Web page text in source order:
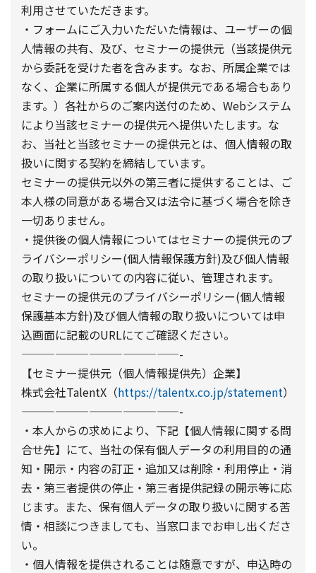
利用させていただきます。
・フォームにご入力いただいた情報は、ユーザーの個
人情報の共有、及び、セミナーの提供元（当該提供元
から委託を受けた者を含みます。なお、所属企業では
なく、企業に所属する個人が提供元である場合もあり
ます。）各社からのご案内送付のため、Webシステム
により当該セミナーの提供元へ提供いたします。な
お、当社と当該セミナーの提供元とは、個人情報の取
扱いに関する契約を締結しています。
セミナーの提供元以外の第三者に提供することは、ご
本人様の同意がある場合又は法令に基づく場合を除き
一切ありません。
・提供後の個人情報についてはセミナーの提供元のプ
ライバシーポリシー(個人情報保護方針)及び個人情報
の取り扱いについての内容に従い、管理されます。
セミナーの提供元のプライバシーポリシー(個人情報
保護基本方針)及び個人情報の取り扱いについては申
込画面に記載のURLにてご確認ください。
——————————————-
【セミナー提供元（個人情報提供先）企業】
株式会社TalentX（https://talentx.co.jp/statement）
——————————————-
・本人からの求めにより、下記【個人情報に関する問
合せ先】にて、当社の保有個人データの利用目的の通
知・開示・内容の訂正・追加又は削除・利用停止・消
去・第三者提供の停止・第三者提供記録の開示等に応
じます。また、保有個人データの取り扱いに関する苦
情・相談につきましても、当窓口までお申し出くださ
い。
・個人情報を提供されることは随意ですが、申込時の